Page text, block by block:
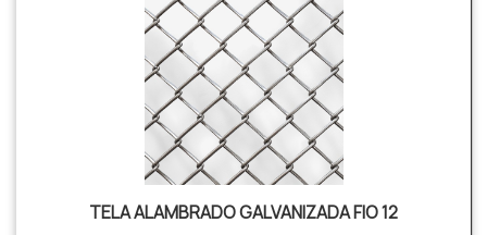
utilização a proteção de áreas residenciais, além de
também servir para dem.
TELA ALAMBRADO GALVANIZADA FIO 12